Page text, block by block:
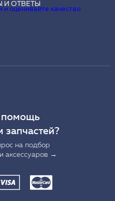
И ОТВЕТЫ
помощь
запчастей?
на подбор
аксессуаров →